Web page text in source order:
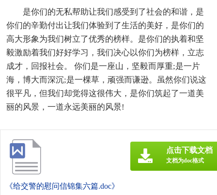
是你们的无私帮助让我们感受到了社会的和谐，是
你们的辛勤付出让我们体验到了生活的美好，是你们的
高大形象为我们树立了优秀的榜样。是你们的执着和坚
毅激励着我们好好学习，我们决心以你们为榜样，立志
成才，回报社会。 你们是一座山，坚毅而厚重;是一片
海，博大而深沉;是一棵草，顽强而谦逊。虽然你们说这
很平凡，但我们却觉得这很伟大，是你们筑起了一道美
丽的风景，一道永远美丽的风景!
《给交警的慰问信锦集六篇.doc》
点击下载文档
文档为doc格式